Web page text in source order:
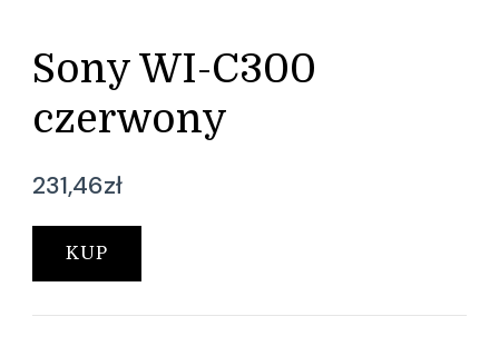
Sony WI-C300
czerwony
231,46zł
KUP